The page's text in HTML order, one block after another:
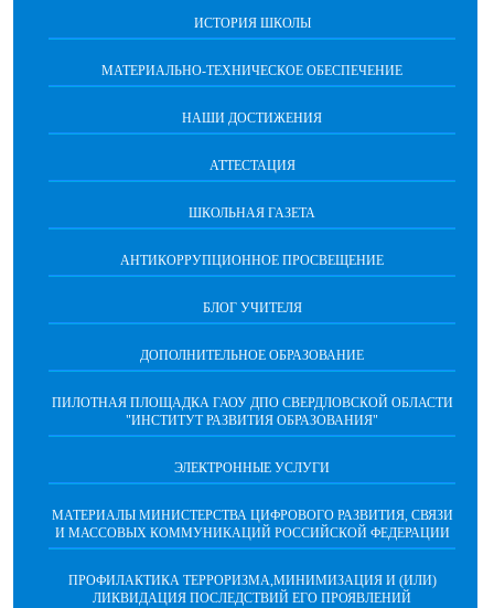
ИСТОРИЯ ШКОЛЫ
МАТЕРИАЛЬНО-ТЕХНИЧЕСКОЕ ОБЕСПЕЧЕНИЕ
НАШИ ДОСТИЖЕНИЯ
АТТЕСТАЦИЯ
ШКОЛЬНАЯ ГАЗЕТА
АНТИКОРРУПЦИОННОЕ ПРОСВЕЩЕНИЕ
БЛОГ УЧИТЕЛЯ
ДОПОЛНИТЕЛЬНОЕ ОБРАЗОВАНИЕ
ПИЛОТНАЯ ПЛОЩАДКА ГАОУ ДПО СВЕРДЛОВСКОЙ ОБЛАСТИ
"ИНСТИТУТ РАЗВИТИЯ ОБРАЗОВАНИЯ"
ЭЛЕКТРОННЫЕ УСЛУГИ
МАТЕРИАЛЫ МИНИСТЕРСТВА ЦИФРОВОГО РАЗВИТИЯ, СВЯЗИ
И МАССОВЫХ КОММУНИКАЦИЙ РОССИЙСКОЙ ФЕДЕРАЦИИ
ПРОФИЛАКТИКА ТЕРРОРИЗМА,МИНИМИЗАЦИЯ И (ИЛИ)
ЛИКВИДАЦИЯ ПОСЛЕДСТВИЙ ЕГО ПРОЯВЛЕНИЙ